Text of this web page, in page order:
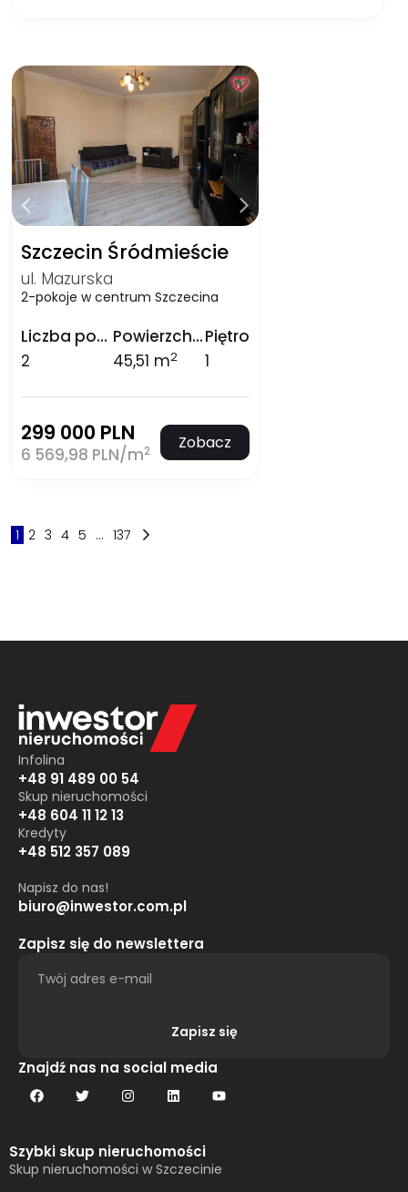
Szczecin Śródmieście
ul. Mazurska
2-pokoje w centrum Szczecina
Liczba pokoi
2
Powierzchnia
45,51 m2
Piętro
1
299 000 PLN
6 569,98 PLN/m2 Zobacz
1 2 3 4 5 ... 137
Infolina
+48 91 489 00 54
Skup nieruchomości
+48 604 11 12 13
Kredyty
+48 512 357 089
Napisz do nas!
biuro@inwestor.com.pl
Zapisz się do newslettera
Zapisz się
Alternative:
Znajdź nas na social media
Szybki skup nieruchomości
Skup nieruchomości w Szczecinie